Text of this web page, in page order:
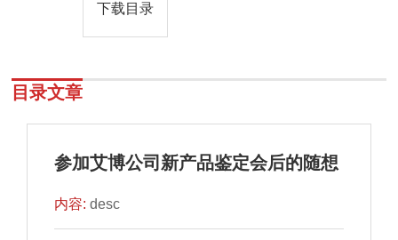
下载目录
目录文章
参加艾博公司新产品鉴定会后的随想
内容:desc